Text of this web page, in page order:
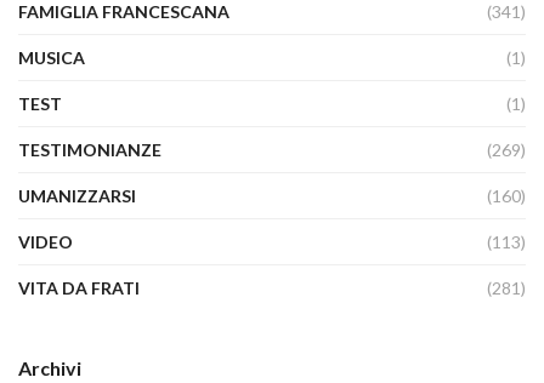
FAMIGLIA FRANCESCANA (341)
MUSICA (1)
TEST (1)
TESTIMONIANZE (269)
UMANIZZARSI (160)
VIDEO (113)
VITA DA FRATI (281)
Archivi